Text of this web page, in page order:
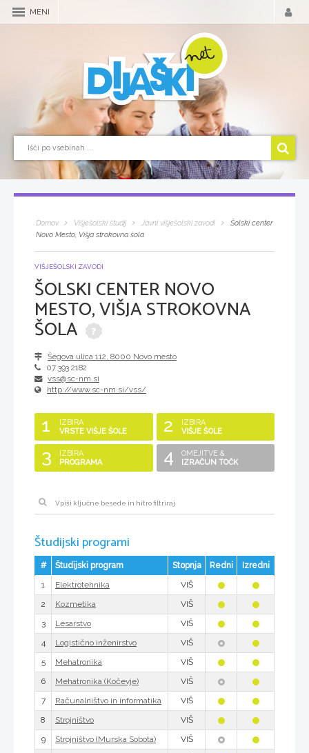
MENI
Domov Višješolski študij Javni višješolski zavodi
Šolski center
Novo Mesto, Višja strokovna šola
VIŠJEŠOLSKI ZAVODI
ŠOLSKI CENTER NOVO
MESTO, VIŠJA STROKOVNA
ŠOLA
Šegova ulica 112, 8000 Novo mesto
07 393 2182
vss@sc-nm.si
http://www.sc-nm.si/vss/
1
IZBIRA
VRSTE VIŠJE ŠOLE
2
IZBIRA
VIŠJE ŠOLE
3
IZBIRA
PROGRAMA
4
OMEJITVE &
IZRAČUN TOČK
Študijski programi
# Študijski program Stopnja Redni
Izredni
1
Elektrotehnika
VIŠ
2
Kozmetika
VIŠ
3
Lesarstvo
VIŠ
4
Logistično inženirstvo
VIŠ
5
Mehatronika
VIŠ
6
Mehatronika (Kočevje)
VIŠ
7
Računalništvo in informatika
VIŠ
8
Strojništvo
VIŠ
9
Strojništvo (Murska Sobota)
VIŠ